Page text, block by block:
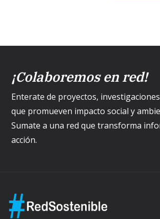
¡Colaboremos en red!
Enterate de proyectos,
que promueven impacto social y
Sumate a una red que transforma
acción.